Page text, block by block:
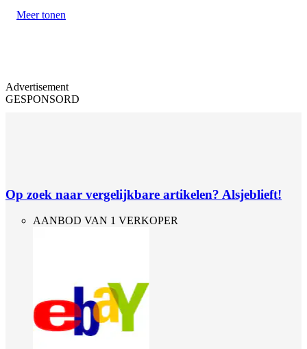
Meer tonen
Advertisement
GESPONSORD
Op zoek naar vergelijkbare artikelen? Alsjeblieft!
AANBOD VAN 1 VERKOPER